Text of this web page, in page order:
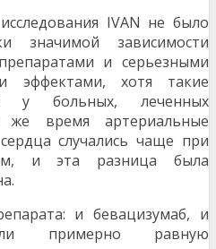
IVAN не было
значимой зависимости
и серьезными
эффектами, хотя такие
у больных, леченных
время артериальные
случались чаще при
и эта разница была
и бевацизумаб, и
примерно равную